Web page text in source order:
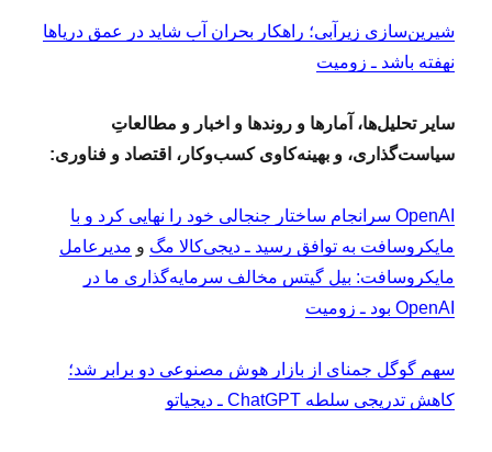
شیرین‌سازی زیرآبی؛ راهکار بحران آب شاید در عمق دریاها
نهفته باشد ـ زومیت
سایر تحلیل‌ها، آمارها و روندها و اخبار و مطالعاتِ
سیاست‌گذاری، و بهینه‌کاوی کسب‌وکار، اقتصاد و فناوری:
OpenAI سرانجام ساختار جنجالی خود را نهایی کرد و با
مایکروسافت به توافق رسید ـ دیجی‌کالا مگ و مدیرعامل
مایکروسافت: بیل گیتس مخالف سرمایه‌گذاری ما در
OpenAI بود ـ زومیت
سهم گوگل جمنای از بازار هوش مصنوعی دو برابر شد؛
کاهش تدریجی سلطه ChatGPT ـ دیجیاتو